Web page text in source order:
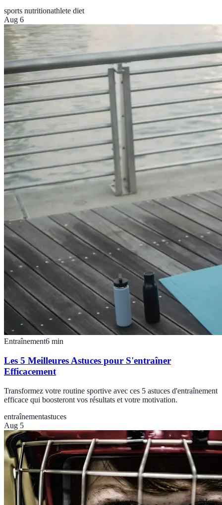
sports nutritionathlete diet
Aug 6
Entraînement6 min
Les 5 Meilleures Astuces pour S'entraîner
Efficacement
Transformez votre routine sportive avec ces 5 astuces d'entraînement
efficace qui boosteront vos résultats et votre motivation.
entraînementastuces
Aug 5